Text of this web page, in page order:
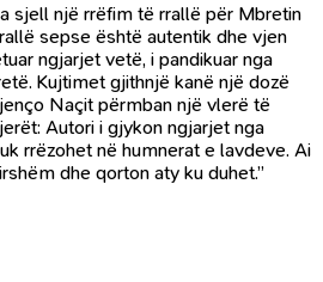
sjell një rrëfim të rrallë për Mbretin
sepse është autentik dhe vjen
ngjarjet vetë, i pandikuar nga
Kujtimet gjithnjë kanë një dozë
Naçit përmban një vlerë të
Autori i gjykon ngjarjet nga
rrëzohet në humnerat e lavdeve. Ai
dhe qorton aty ku duhet.”